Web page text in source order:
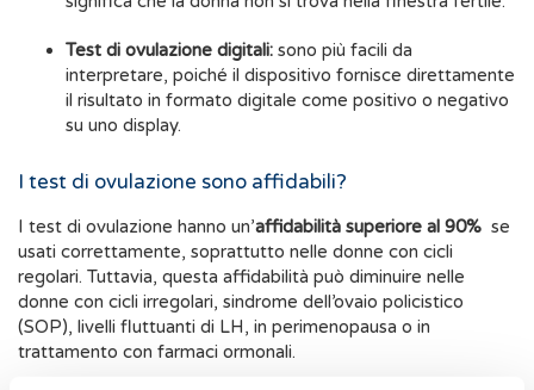
Test di ovulazione digitali: sono più facili da
interpretare, poiché il dispositivo fornisce direttamente
il risultato in formato digitale come positivo o negativo
su uno display.
I test di ovulazione sono affidabili?
I test di ovulazione hanno un’affidabilità superiore al 90% se
usati correttamente, soprattutto nelle donne con cicli
regolari. Tuttavia, questa affidabilità può diminuire nelle
donne con cicli irregolari, sindrome dell’ovaio policistico
(SOP), livelli fluttuanti di LH, in perimenopausa o in
trattamento con farmaci ormonali.